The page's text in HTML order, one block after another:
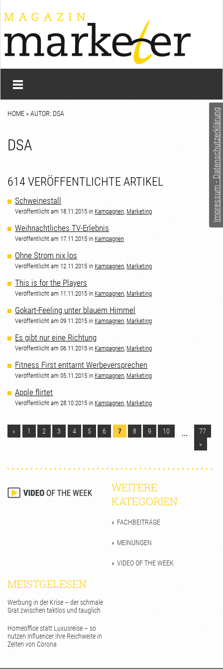
Impressum - Datenschutzerklärung
HOME » AUTOR: DSA
DSA
614 VERÖFFENTLICHTE ARTIKEL
Schweinestall
Veröffentlicht am 18.11.2015 in Kampagnen, Marketing
Weihnachtliches TV-Erlebnis
Veröffentlicht am 17.11.2015 in Kampagnen
Ohne Strom nix los
Veröffentlicht am 12.11.2015 in Kampagnen, Marketing
This is for the Players
Veröffentlicht am 11.11.2015 in Kampagnen, Marketing
Gokart-Feeling unter blauem Himmel
Veröffentlicht am 09.11.2015 in Kampagnen, Marketing
Es gibt nur eine Richtung
Veröffentlicht am 06.11.2015 in Kampagnen, Marketing
Fitness First enttarnt Werbeversprechen
Veröffentlicht am 05.11.2015 in Kampagnen, Marketing
Apple flirtet
Veröffentlicht am 28.10.2015 in Kampagnen, Marketing
« 1 2 3 4 5 6 7 8 9 10 ...
77
»
WEITERE
KATEGORIEN
FACHBEITRÄGE
MEINUNGEN
VIDEO OF THE WEEK
MEISTGELESEN
Werbung in der Krise – der schmale
Grat zwischen taktlos und tauglich
Homeoffice statt Luxusreise – so
nutzen Influencer ihre Reichweite in
Zeiten von Corona